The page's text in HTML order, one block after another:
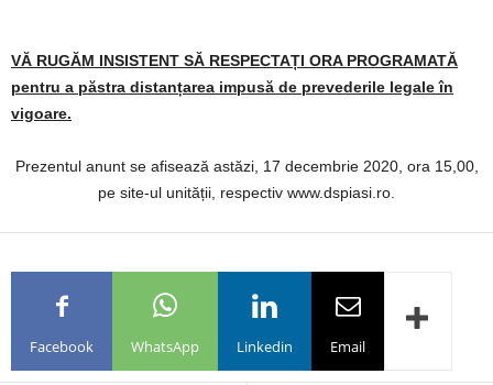
VĂ RUGĂM INSISTENT SĂ RESPECTAȚI ORA PROGRAMATĂ
pentru a păstra distanțarea impusă de prevederile legale în
vigoare.
Prezentul anunt se afisează astăzi, 17 decembrie 2020, ora 15,00,
pe site-ul unității, respectiv www.dspiasi.ro.
Facebook WhatsApp Linkedin Email